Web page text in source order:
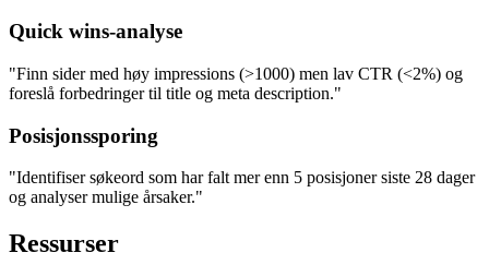
Quick wins-analyse
"Finn sider med høy impressions (>1000) men lav CTR (<2%) og
foreslå forbedringer til title og meta description."
Posisjonssporing
"Identifiser søkeord som har falt mer enn 5 posisjoner siste 28 dager
og analyser mulige årsaker."
Ressurser